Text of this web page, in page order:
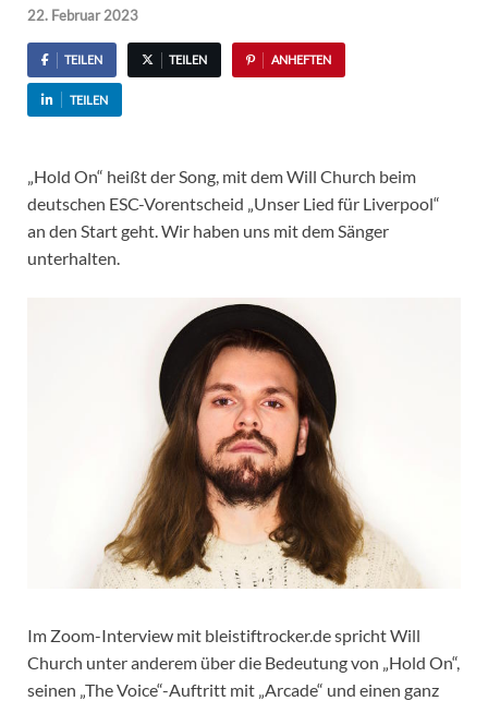
22. Februar 2023
TEILEN TEILEN ANHEFTEN
TEILEN
„Hold On“ heißt der Song, mit dem Will Church beim
deutschen ESC-Vorentscheid „Unser Lied für Liverpool“
an den Start geht. Wir haben uns mit dem Sänger
unterhalten.
Im Zoom-Interview mit bleistiftrocker.de spricht Will
Church unter anderem über die Bedeutung von „Hold On“,
seinen „The Voice“-Auftritt mit „Arcade“ und einen ganz